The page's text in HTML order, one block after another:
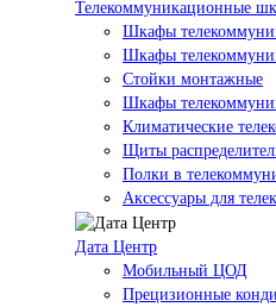
Телекоммуникационные
Шкафы
Шкафы
Стойки монтажные
Шкафы
Климатические
Щиты
Полки в
Аксессуары для
Дата Центр
Мобильный ЦОД
Прецизионные